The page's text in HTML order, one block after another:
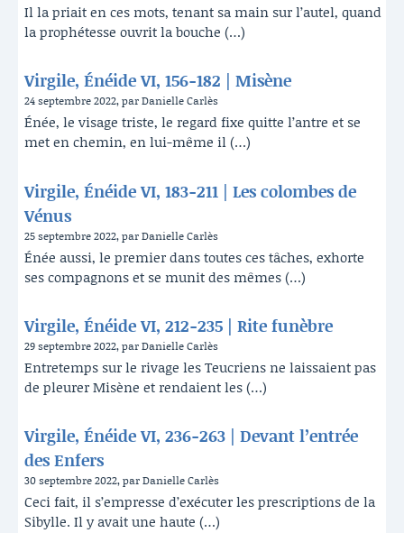
Il la priait en ces mots, tenant sa main sur l’autel, quand
la prophétesse ouvrit la bouche (…)
Virgile, Énéide VI, 156-182 | Misène
24 septembre 2022, par Danielle Carlès
Énée, le visage triste, le regard fixe quitte l’antre et se
met en chemin, en lui-même il (…)
Virgile, Énéide VI, 183-211 | Les colombes de
Vénus
25 septembre 2022, par Danielle Carlès
Énée aussi, le premier dans toutes ces tâches, exhorte
ses compagnons et se munit des mêmes (…)
Virgile, Énéide VI, 212-235 | Rite funèbre
29 septembre 2022, par Danielle Carlès
Entretemps sur le rivage les Teucriens ne laissaient pas
de pleurer Misène et rendaient les (…)
Virgile, Énéide VI, 236-263 | Devant l’entrée
des Enfers
30 septembre 2022, par Danielle Carlès
Ceci fait, il s’empresse d’exécuter les prescriptions de la
Sibylle. Il y avait une haute (…)